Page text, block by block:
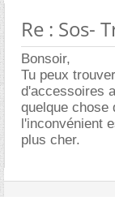
Re : Sos-
Bonsoir,
Tu peux
d'accessoires
quelque chose
l'inconvénient
plus cher.